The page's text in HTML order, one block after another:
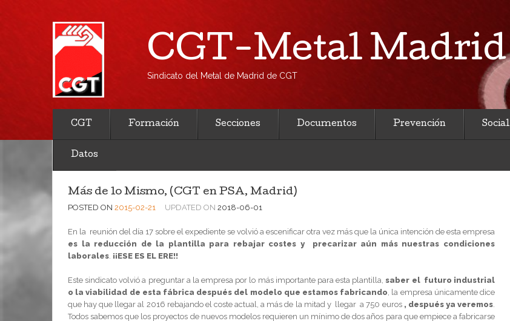
CGT-Metal Madrid
Sindicato del Metal de Madrid de CGT
CGT Formación Secciones Documentos Prevención Social
Datos
Más de lo Mismo, (CGT en PSA, Madrid)
POSTED ON 2015-02-21 UPDATED ON 2018-06-01
En la reunión del día 17 sobre el expediente se volvió a escenificar otra vez más que la única intención de esta empresa
es la reducción de la plantilla para rebajar costes y precarizar aún más nuestras condiciones
laborales. ¡¡ESE ES EL ERE!!
Este sindicato volvió a preguntar a la empresa por lo más importante para esta plantilla,saber el futuro industrial
o la viabilidad de esta fábrica después del modelo que estamos fabricando, la empresa únicamente dice
que hay que llegar al 2016 rebajando el coste actual, a más de la mitad y llegar a 750 euros , después ya veremos.
Todos sabemos que los proyectos de nuevos modelos requieren un mínimo de dos años para que empiece a fabricarse